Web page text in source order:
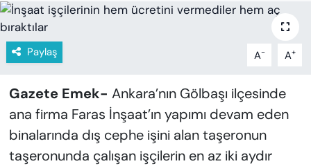
Paylaş A- A+
Gazete Emek- Ankara’nın Gölbaşı ilçesinde
ana firma Faras İnşaat’ın yapımı devam eden
binalarında dış cephe işini alan taşeronun
taşeronunda çalışan işçilerin en az iki aydır
KADIN
SAĞLIK
KÜLTÜR-SANAT
MAGAZİN